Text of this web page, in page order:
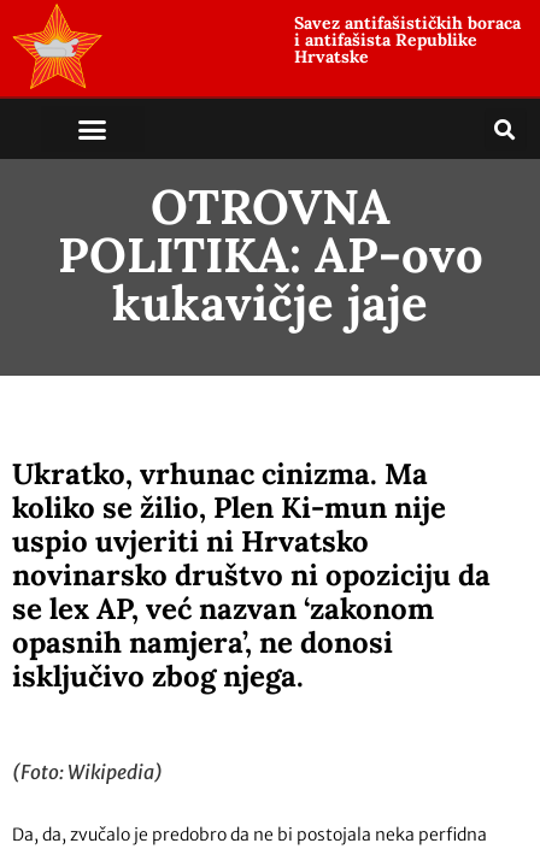
Savez antifašističkih boraca
i antifašista Republike
Hrvatske
OTROVNA
POLITIKA: AP-ovo
kukavičje jaje
Ukratko, vrhunac cinizma. Ma
koliko se žilio, Plen Ki-mun nije
uspio uvjeriti ni Hrvatsko
novinarsko društvo ni opoziciju da
se lex AP, već nazvan ‘zakonom
opasnih namjera’, ne donosi
isključivo zbog njega.
(Foto: Wikipedia)
Da, da, zvučalo je predobro da ne bi postojala neka perfidna